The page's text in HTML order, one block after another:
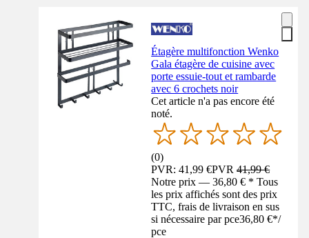
Étagère multifonction Wenko
Gala étagère de cuisine avec
porte essuie-tout et rambarde
avec 6 crochets noir
Cet article n'a pas encore été
noté.
(0)
PVR: 41,99 €PVR41,99 €
Notre prix — 36,80 € * Tous
les prix affichés sont des prix
TTC, frais de livraison en sus
si nécessaire par pce36,80 €*/
pce